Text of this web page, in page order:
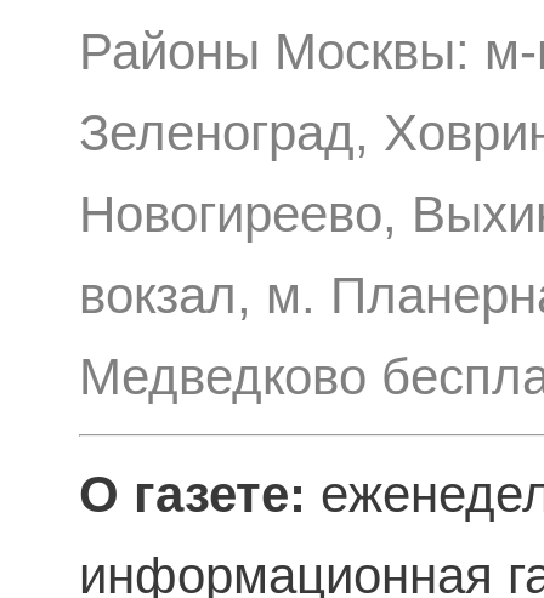
Районы Москвы: м-
Зеленоград,
Новогиреево,
вокзал, м.
Медведково
О газете:
информационная